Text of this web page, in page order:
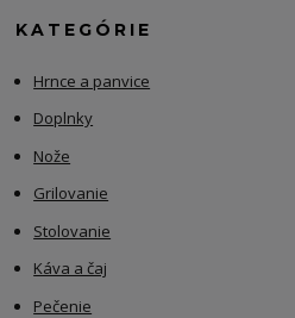
KATEGÓRIE
Hrnce a panvice
Doplnky
Nože
Grilovanie
Stolovanie
Káva a čaj
Pečenie